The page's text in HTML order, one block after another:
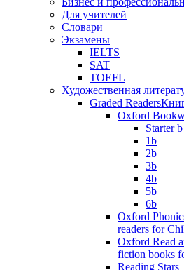
Для учителей
Словари
Экзамены
IELTS
SAT
TOEFL
Художественная
Graded Readers
Oxford
Starter b
1b
2b
3b
4b
5b
6b
Oxford
readers for
Oxford Read
fiction books
Reading Stars